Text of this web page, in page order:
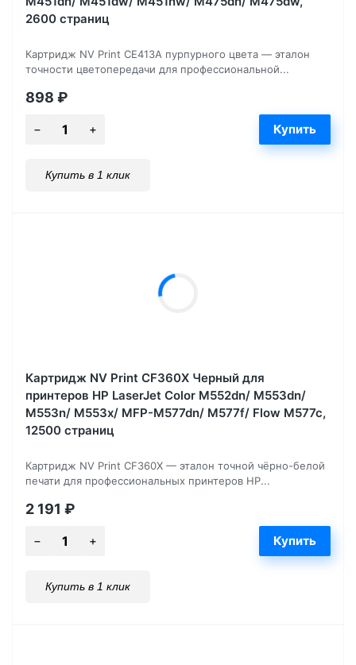
2600 страниц
Картридж NV Print CE413A пурпурного цвета — эталон
точности цветопередачи для профессиональной...
898 ₽
Купить в 1 клик
Картридж NV Print CF360X Черный для
принтеров HP LaserJet Color M552dn/ M553dn/
M553n/ M553x/ MFP-M577dn/ M577f/ Flow M577c,
12500 страниц
Картридж NV Print CF360X — эталон точной чёрно-белой
печати для профессиональных принтеров HP...
2 191 ₽
Купить в 1 клик